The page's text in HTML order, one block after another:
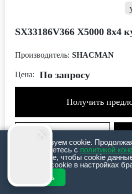
SX33186V366 Х5000 8х4
Производитель: SHACMAN
Цена: По запросу
Получить
Подробнее
Нашли дешевле?
Смотреть онлайн
Мы используем cookie.
вы соглашаетесь с политикой
вы не хотите, чтобы сookie
отключите cookie в настройках
Принять